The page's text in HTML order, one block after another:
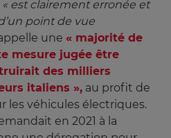
« est clairement erronée et
point de vue
une « majorité de
mesure jugée être
des milliers
italiens », au profit de
les véhicules électriques.
en 2021 à la